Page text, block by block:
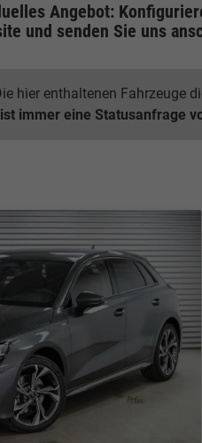
Angebot:
und senden Sie uns
hier enthaltenen Fahrzeuge
immer eine Statusanfrage